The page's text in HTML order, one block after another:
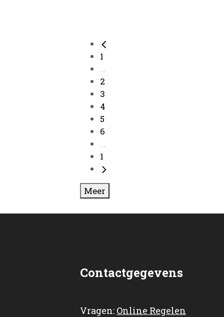
1
...
2
3
4
5
6
...
1
Meer
Contactgegevens
Vragen: Online Regelen